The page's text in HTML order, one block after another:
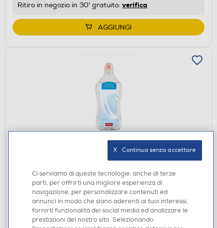
Ritiro in negozio in 30' gratuito: verifica
AGGIUNGI
MIELE - Brillantante 500 ml (12)
Acquisto online: disponibile
Ritiro in negozio in 30' gratuito:verifica
AGGIUNGI
Ci serviamo di queste tecnologie, anche di terze
parti, per offrirti una migliore esperienza di
navigazione, per personalizzare contenuti ed
annunci in modo che siano aderenti ai tuoi interessi,
fornirti funzionalità dei social media ed analizzare le
prestazioni del nostro sito. Selezionando
X   Continua senza accettare